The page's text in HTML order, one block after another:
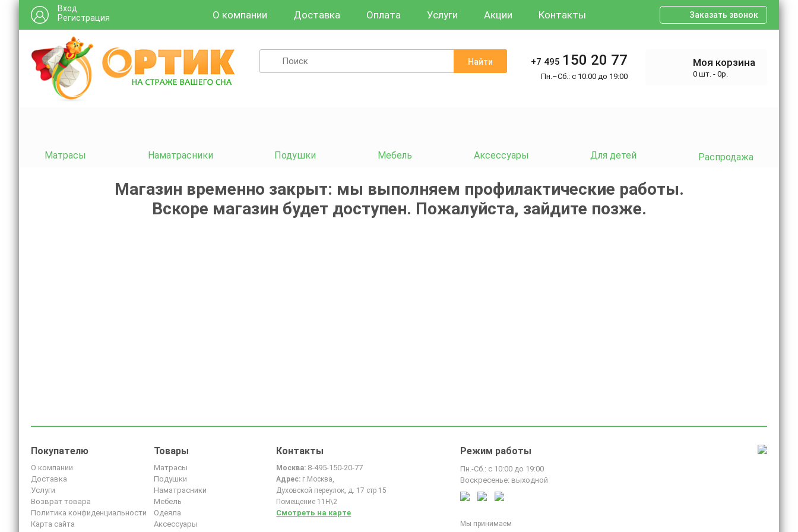
Вход
Регистрация
О компании Доставка Оплата Услуги Акции Контакты Заказать звонок
Найти +7 495 150 20 77
Пн.–Сб.: с 10:00 до 19:00
Моя корзина
0 шт. - 0р.
Матрасы Наматрасники Подушки Мебель Аксессуары Для детей Распродажа
Магазин временно закрыт: мы выполняем профилактические работы.
Вскоре магазин будет доступен. Пожалуйста, зайдите позже.
Покупателю
О компании
Доставка
Услуги
Возврат товара
Политика конфиденциальности
Карта сайта
Товары
Матрасы
Подушки
Наматрасники
Мебель
Одеяла
Аксессуары
Контакты
Москва: 8-495-150-20-77
Адрес: г.Москва,
Духовской переулок, д. 17 стр 15
Помещение 11Н\2
Смотреть на карте
Режим работы
Пн.-Сб.: с 10:00 до 19:00
Воскресенье: выходной
Мы принимаем